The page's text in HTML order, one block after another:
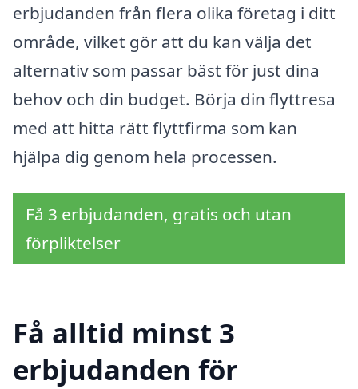
erbjudanden från flera olika företag i ditt
område, vilket gör att du kan välja det
alternativ som passar bäst för just dina
behov och din budget. Börja din flyttresa
med att hitta rätt flyttfirma som kan
hjälpa dig genom hela processen.
Få 3 erbjudanden, gratis och utan
förpliktelser
Få alltid minst 3
erbjudanden för